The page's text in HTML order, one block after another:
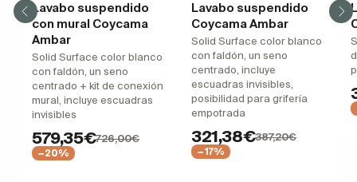
Lavabo suspendido
con mural Coycama
Ambar
Solid Surface color blanco
con faldón, un seno
centrado + kit de conexión
mural, incluye escuadras
invisibles
579,35€726,00€
−20%
Lavabo suspendido
Coycama Ambar
Solid Surface color blanco
con faldón, un seno
centrado, incluye
escuadras invisibles,
posibilidad para grifería
empotrada
321,38€387,20€
−17%